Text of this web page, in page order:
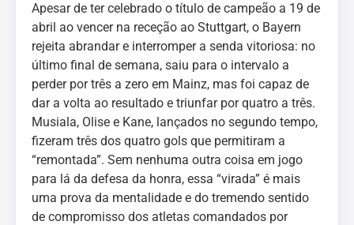
Apesar de ter celebrado o título de campeão a 19 de
abril ao vencer na receção ao Stuttgart, o Bayern
rejeita abrandar e interromper a senda vitoriosa: no
último final de semana, saiu para o intervalo a
perder por três a zero em Mainz, mas foi capaz de
dar a volta ao resultado e triunfar por quatro a três.
Musiala, Olise e Kane, lançados no segundo tempo,
fizeram três dos quatro gols que permitiram a
“remontada”. Sem nenhuma outra coisa em jogo
para lá da defesa da honra, essa “virada” é mais
uma prova da mentalidade e do tremendo sentido
de compromisso dos atletas comandados por